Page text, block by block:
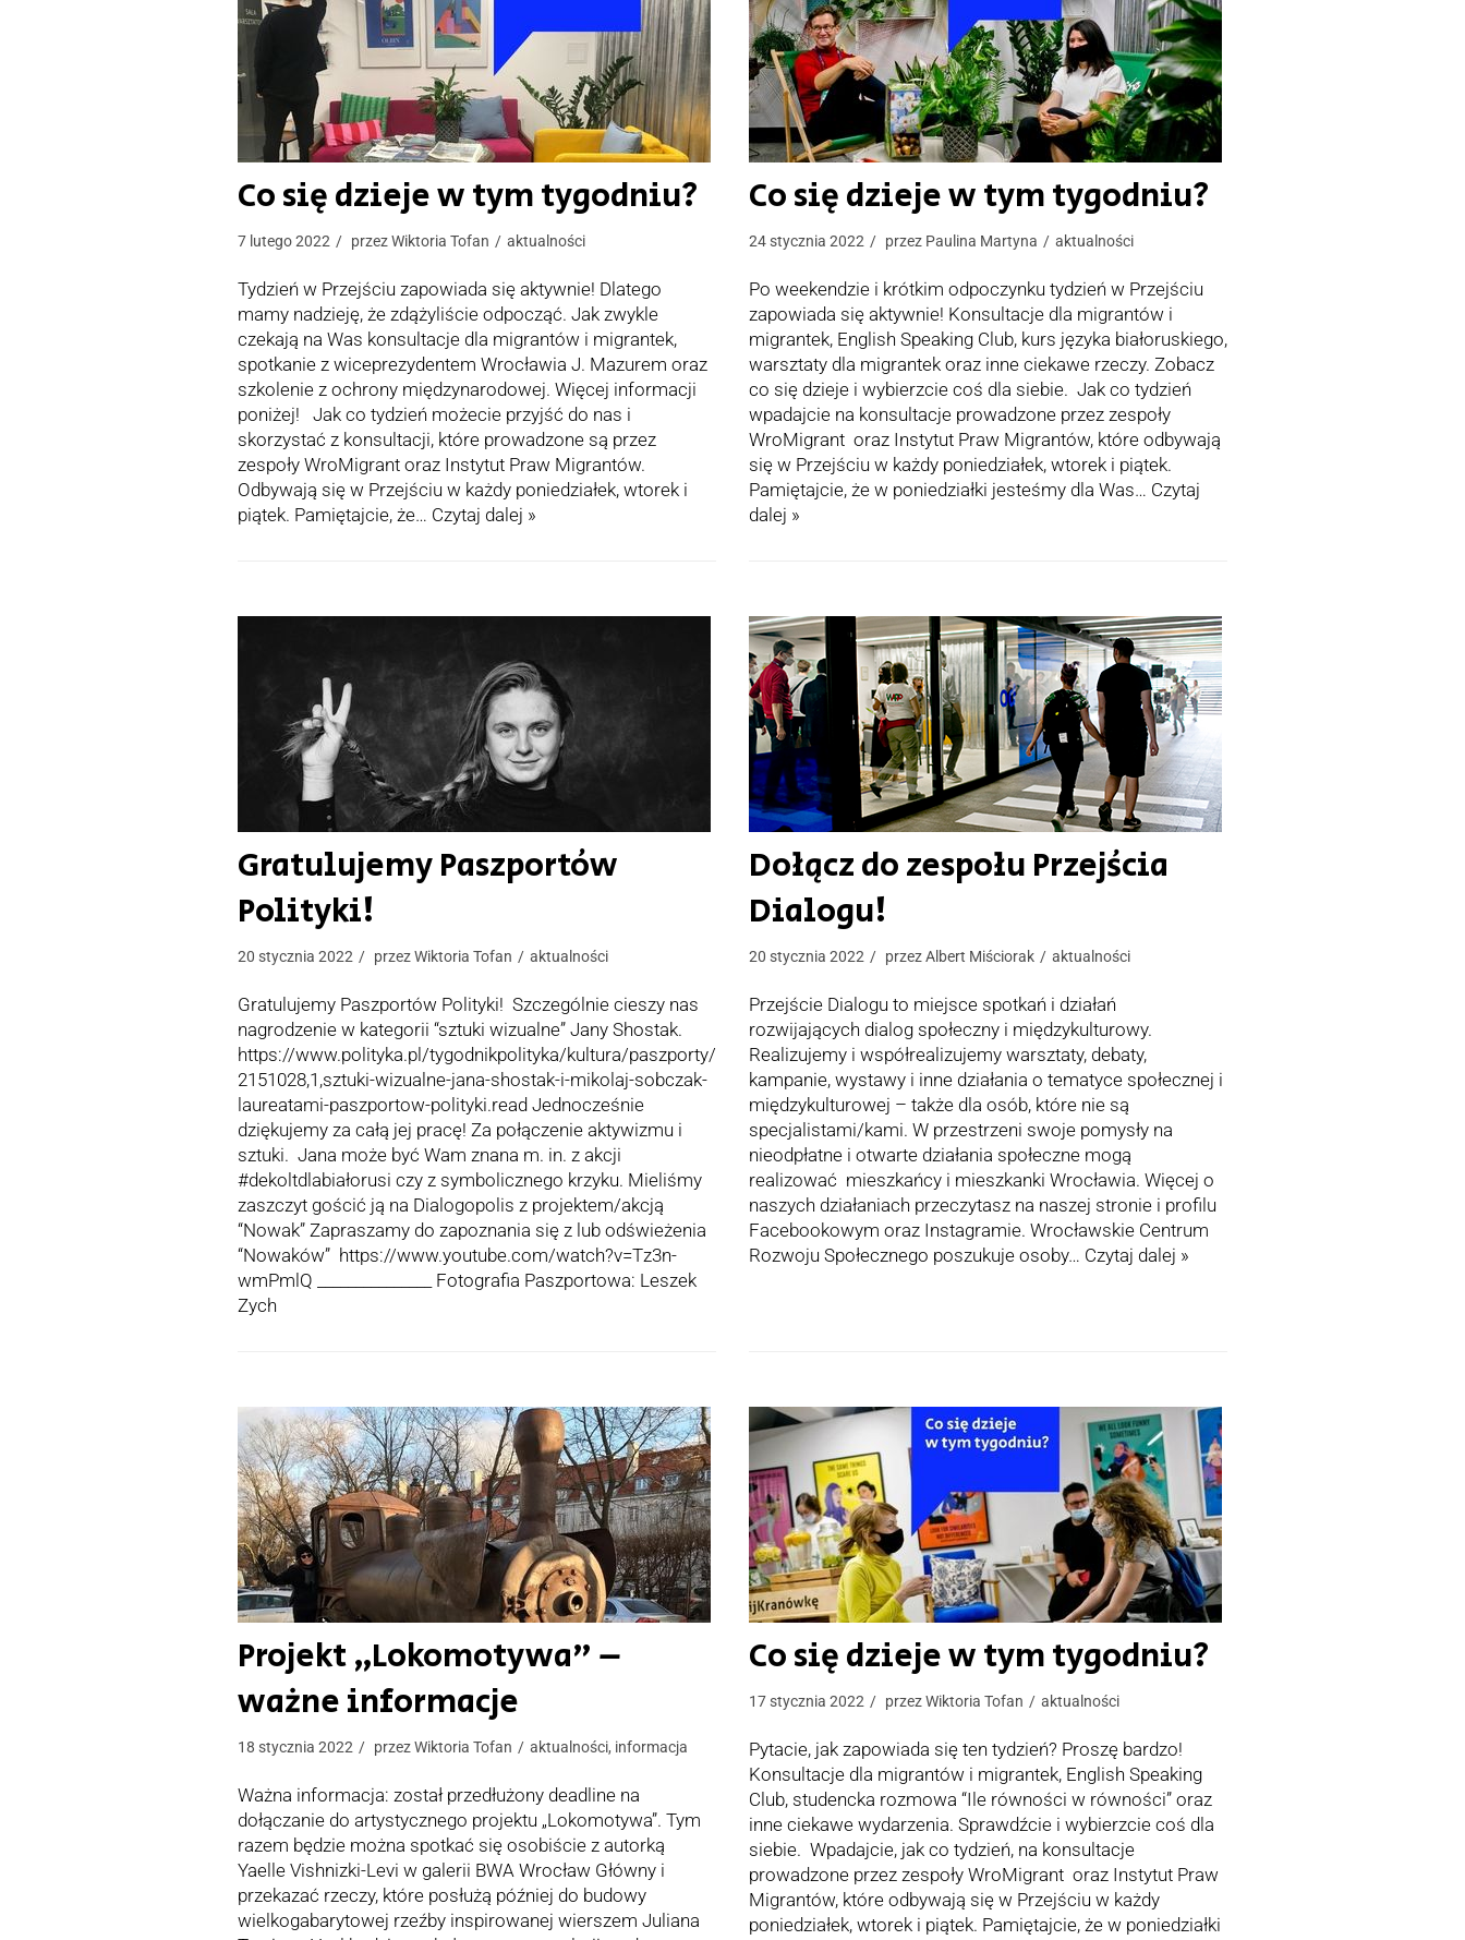
Co się dzieje w tym tygodniu?
7 lutego 2022 przezWiktoria Tofan aktualności
Tydzień w Przejściu zapowiada się aktywnie! Dlatego
mamy nadzieję, że zdążyliście odpocząć. Jak zwykle
czekają na Was konsultacje dla migrantów i migrantek,
spotkanie z wiceprezydentem Wrocławia J. Mazurem oraz
szkolenie z ochrony międzynarodowej. Więcej informacji
poniżej! Jak co tydzień możecie przyjść do nas i
skorzystać z konsultacji, które prowadzone są przez
zespoły WroMigrant oraz Instytut Praw Migrantów.
Odbywają się w Przejściu w każdy poniedziałek, wtorek i
piątek. Pamiętajcie, że… Czytaj dalej »
Co się dzieje w tym tygodniu?
24 stycznia 2022 przez Paulina Martyna aktualności
Po weekendzie i krótkim odpoczynku tydzień w Przejściu
zapowiada się aktywnie! Konsultacje dla migrantów i
migrantek, English Speaking Club, kurs języka białoruskiego,
warsztaty dla migrantek oraz inne ciekawe rzeczy. Zobacz
co się dzieje i wybierzcie coś dla siebie. Jak co tydzień
wpadajcie na konsultacje prowadzone przez zespoły
WroMigrant oraz Instytut Praw Migrantów, które odbywają
się w Przejściu w każdy poniedziałek, wtorek i piątek.
Pamiętajcie, że w poniedziałki jesteśmy dla Was… Czytaj
dalej »
Gratulujemy Paszportów
Polityki!
20 stycznia 2022 przezWiktoria Tofan aktualności
Gratulujemy Paszportów Polityki! Szczególnie cieszy nas
nagrodzenie w kategorii “sztuki wizualne” Jany Shostak.
https://www.polityka.pl/tygodnikpolityka/kultura/paszporty/
2151028,1,sztuki-wizualne-jana-shostak-i-mikolaj-sobczak-
laureatami-paszportow-polityki.read Jednocześnie
dziękujemy za całą jej pracę! Za połączenie aktywizmu i
sztuki. Jana może być Wam znana m. in. z akcji
#dekoltdlabiałorusi czy z symbolicznego krzyku. Mieliśmy
zaszczyt gościć ją na Dialogopolis z projektem/akcją
“Nowak” Zapraszamy do zapoznania się z lub odświeżenia
“Nowaków” https://www.youtube.com/watch?v=Tz3n-
wmPmlQ _______________ Fotografia Paszportowa: Leszek
Zych
Dołącz do zespołu Przejścia
Dialogu!
20 stycznia 2022 przezAlbert Miściorak aktualności
Przejście Dialogu to miejsce spotkań i działań
rozwijających dialog społeczny i międzykulturowy.
Realizujemy i współrealizujemy warsztaty, debaty,
kampanie, wystawy i inne działania o tematyce społecznej i
międzykulturowej – także dla osób, które nie są
specjalistami/kami. W przestrzeni swoje pomysły na
nieodpłatne i otwarte działania społeczne mogą
realizować mieszkańcy i mieszkanki Wrocławia. Więcej o
naszych działaniach przeczytasz na naszej stronie i profilu
Facebookowym oraz Instagramie. Wrocławskie Centrum
Rozwoju Społecznego poszukuje osoby… Czytaj dalej »
Projekt „Lokomotywa” –
ważne informacje
18 stycznia 2022 przezWiktoria Tofan aktualności, informacja
Ważna informacja: został przedłużony deadline na
dołączanie do artystycznego projektu „Lokomotywa”. Tym
razem będzie można spotkać się osobiście z autorką
Yaelle Vishnizki-Levi w galerii BWA Wrocław Główny i
przekazać rzeczy, które posłużą później do budowy
wielkogabarytowej rzeźby inspirowanej wierszem Juliana
Co się dzieje w tym tygodniu?
17 stycznia 2022 przezWiktoria Tofan aktualności
Pytacie, jak zapowiada się ten tydzień? Proszę bardzo!
Konsultacje dla migrantów i migrantek, English Speaking
Club, studencka rozmowa “Ile równości w równości” oraz
inne ciekawe wydarzenia. Sprawdźcie i wybierzcie coś dla
siebie. Wpadajcie, jak co tydzień, na konsultacje
prowadzone przez zespoły WroMigrant oraz Instytut Praw
Migrantów, które odbywają się w Przejściu w każdy
poniedziałek, wtorek i piątek. Pamiętajcie, że w poniedziałki